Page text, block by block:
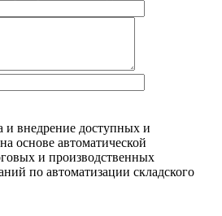
внедрение доступных и
основе автоматической
и производственных
по автоматизации складского